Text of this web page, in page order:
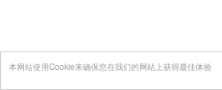
本网站使用Cookie来确保您在我们的网站上获得最佳体验